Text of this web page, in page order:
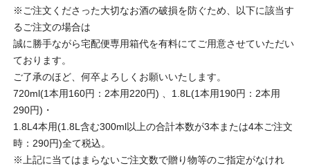
※ご注文くださった大切なお酒の破損を防ぐため、以下に該当す
るご注文の場合は
誠に勝手ながら宅配便専用箱代を有料にてご用意させていただい
ております。
ご了承のほど、何卒よろしくお願いいたします。
720ml(1本用160円：2本用220円) 、1.8L(1本用190円：2本用
290円)・
1.8L4本用(1.8L含む300ml以上の合計本数が3本または4本ご注文
時：290円)全て税込。
※上記に当てはまらないご注文数で贈り物等のご指定がなけれ